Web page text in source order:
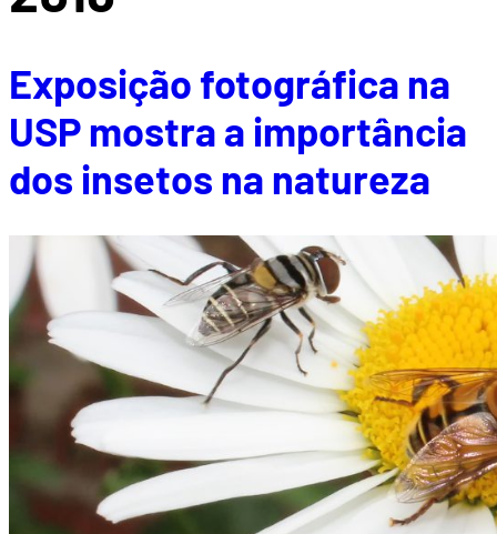
Exposição fotográfica na
USP mostra a importância
dos insetos na natureza